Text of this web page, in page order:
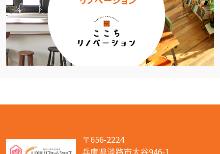
〒656-2224